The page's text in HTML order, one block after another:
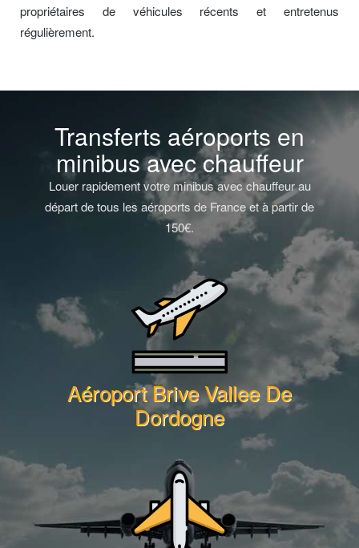
propriétaires de véhicules récents et entretenus
régulièrement.
Transferts aéroports en
minibus avec chauffeur
Louer rapidement votre minibus avec chauffeur au
départ de tous les aéroports de France et à partir de
150€.
Aéroport Brive Vallee De
Dordogne